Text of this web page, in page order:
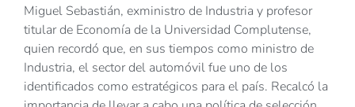
Miguel Sebastián, exministro de Industria y profesor
titular de Economía de la Universidad Complutense,
quien recordó que, en sus tiempos como ministro de
Industria, el sector del automóvil fue uno de los
identificados como estratégicos para el país. Recalcó la